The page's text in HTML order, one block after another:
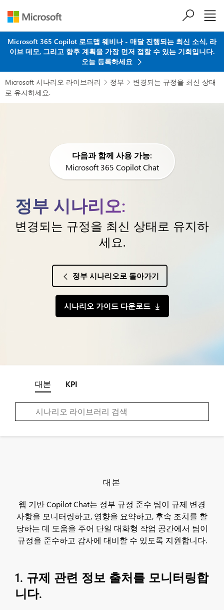
Microsoft 365 Copilot 로드맵 웨비나 - 매달 진행되는 최신 소식, 라
이브 데모, 그리고 향후 계획을 가장 먼저 접할 수 있는 기회입니다.
오늘 등록하세요
Microsoft 시나리오 라이브러리  정부 
변경되는 규정을 최신 상태
로 유지하세요.
다음과 함께 사용 가능:
Microsoft 365 Copilot Chat
정부 시나리오:
변경되는 규정을 최신 상태로 유지하
세요.
정부 시나리오로 돌아가기
시나리오 가이드 다운로드
대본 KPI
대본
웹 기반 Copilot Chat는 정부 규정 준수 팀이 규제 변경
사항을 모니터링하고, 영향을 요약하고, 후속 조치를 할
당하는 데 도움을 주어 단일 대화형 작업 공간에서 팀이
규정을 준수하고 감사에 대비할 수 있도록 지원합니다.
1. 규제 관련 정보 출처를 모니터링합
니다.